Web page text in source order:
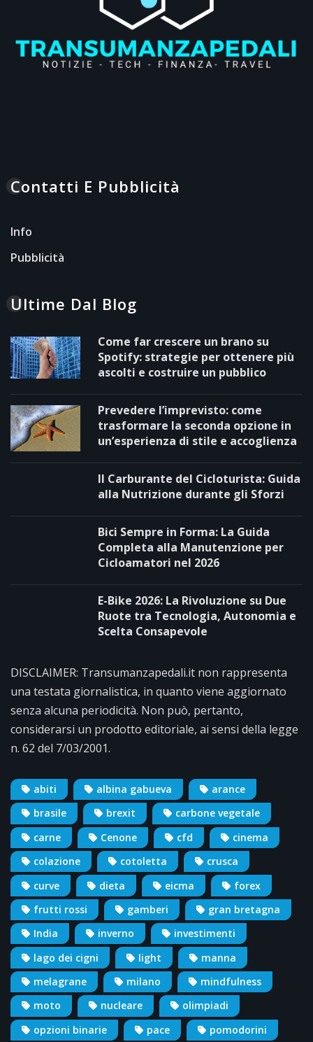
Contatti E Pubblicità
Info
Pubblicità
Ultime Dal Blog
Come far crescere un brano su
Spotify: strategie per ottenere più
ascolti e costruire un pubblico
Prevedere l’imprevisto: come
trasformare la seconda opzione in
un’esperienza di stile e accoglienza
Il Carburante del Cicloturista: Guida
alla Nutrizione durante gli Sforzi
Bici Sempre in Forma: La Guida
Completa alla Manutenzione per
Cicloamatori nel 2026
E-Bike 2026: La Rivoluzione su Due
Ruote tra Tecnologia, Autonomia e
Scelta Consapevole
DISCLAIMER: Transumanzapedali.it non rappresenta
una testata giornalistica, in quanto viene aggiornato
senza alcuna periodicità. Non può, pertanto,
considerarsi un prodotto editoriale, ai sensi della legge
n. 62 del 7/03/2001.
abiti albina gabueva
arance
brasile
brexit
carbone vegetale
carne
Cenone cfd
cinema
colazione
cotoletta
crusca
curve
dieta eicma
forex
frutti rossi
gamberi
gran bretagna
India
inverno
investimenti
lago dei cigni
light
manna
melagrane
milano
mindfulness
moto
nucleare
olimpiadi
opzioni binarie
pace pomodorini